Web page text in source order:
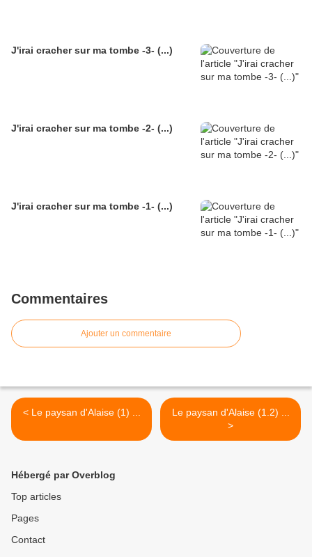
J'irai cracher sur ma tombe -3- (...)
J'irai cracher sur ma tombe -2- (...)
J'irai cracher sur ma tombe -1- (...)
Commentaires
Ajouter un commentaire
< Le paysan d'Alaise (1) ...
Le paysan d'Alaise (1.2) ...
>
Hébergé par Overblog
Top articles
Pages
Contact